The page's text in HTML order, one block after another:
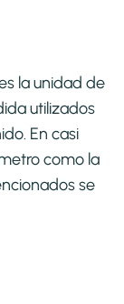
la unidad de
utilizados
En casi
como la
se